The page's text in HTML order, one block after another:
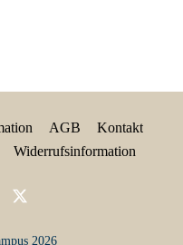
AGB
Kontakt
Widerrufsinformation
2026